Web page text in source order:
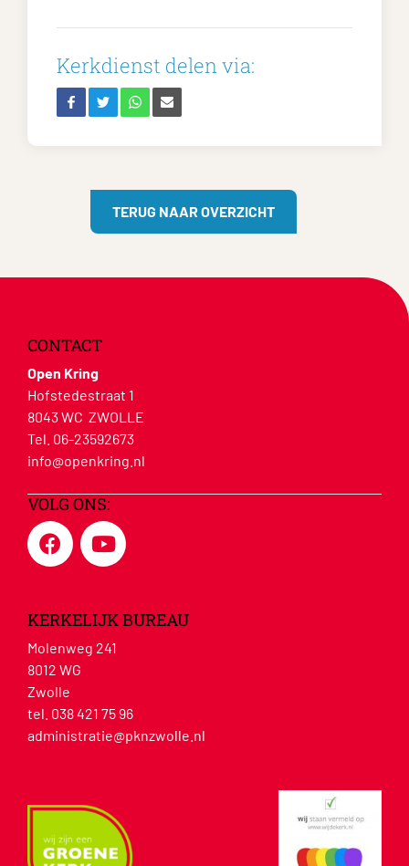
Kerkdienst delen via:
TERUG NAAR OVERZICHT
CONTACT
Open Kring
Hofstedestraat 1
8043 WC ZWOLLE
Tel. 06-23592673
info@openkring.nl
VOLG ONS:
KERKELIJK BUREAU
Molenweg 241
8012 WG
Zwolle
tel. 038 421 75 96
administratie@pknzwolle.nl